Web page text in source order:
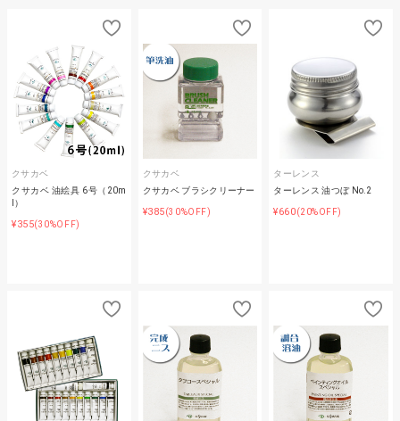
クサカベ
クサカベ 油絵具 6号（20m
l）
¥355(30%OFF)
クサカベ
クサカベ ブラシクリーナー
¥385(30%OFF)
ターレンス
ターレンス 油つぼ No.2
¥660(20%OFF)